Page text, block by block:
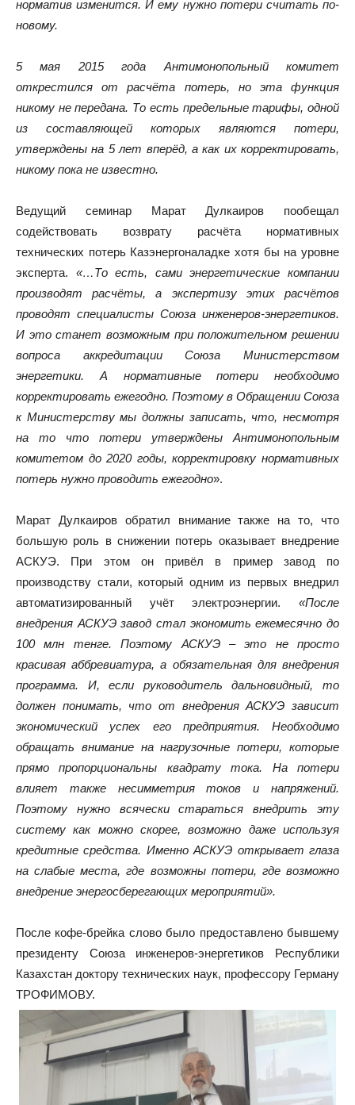
норматив изменится. И ему нужно потери считать по-
новому.
5 мая 2015 года Антимонопольный комитет
открестился от расчёта потерь, но эта функция
никому не передана. То есть предельные тарифы, одной
из составляющей которых являются потери,
утверждены на 5 лет вперёд, а как их корректировать,
никому пока не известно.
Ведущий семинар Марат Дулкаиров пообещал
содействовать возврату расчёта нормативных
технических потерь Казэнергоналадке хотя бы на уровне
эксперта. «…То есть, сами энергетические компании
производят расчёты, а экспертизу этих расчётов
проводят специалисты Союза инженеров-энергетиков.
И это станет возможным при положительном решении
вопроса аккредитации Союза Министерством
энергетики. А нормативные потери необходимо
корректировать ежегодно. Поэтому в Обращении Союза
к Министерству мы должны записать, что, несмотря
на то что потери утверждены Антимонопольным
комитетом до 2020 годы, корректировку нормативных
потерь нужно проводить ежегодно».
Марат Дулкаиров обратил внимание также на то, что
большую роль в снижении потерь оказывает внедрение
АСКУЭ. При этом он привёл в пример завод по
производству стали, который одним из первых внедрил
автоматизированный учёт электроэнергии. «После
внедрения АСКУЭ завод стал экономить ежемесячно до
100 млн тенге. Поэтому АСКУЭ – это не просто
красивая аббревиатура, а обязательная для внедрения
программа. И, если руководитель дальновидный, то
должен понимать, что от внедрения АСКУЭ зависит
экономический успех его предприятия. Необходимо
обращать внимание на нагрузочные потери, которые
прямо пропорциональны квадрату тока. На потери
влияет также несимметрия токов и напряжений.
Поэтому нужно всячески стараться внедрить эту
систему как можно скорее, возможно даже используя
кредитные средства. Именно АСКУЭ открывает глаза
на слабые места, где возможны потери, где возможно
внедрение энергосберегающих мероприятий».
После кофе-брейка слово было предоставлено бывшему
президенту Союза инженеров-энергетиков Республики
Казахстан доктору технических наук, профессору Герману
ТРОФИМОВУ.